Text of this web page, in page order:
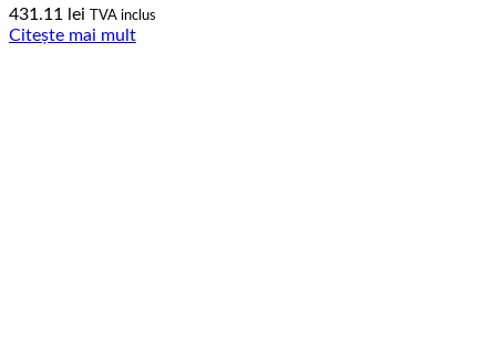
431.11 lei TVA inclus
Citește mai mult